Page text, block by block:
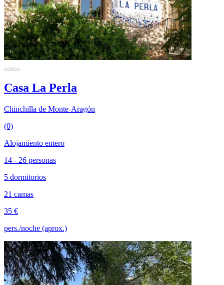
Casa La Perla
Chinchilla de Monte-Aragón
(0)
Alojamiento entero
14 - 26 personas
5 dormitorios
21 camas
35 €
pers./noche (aprox.)